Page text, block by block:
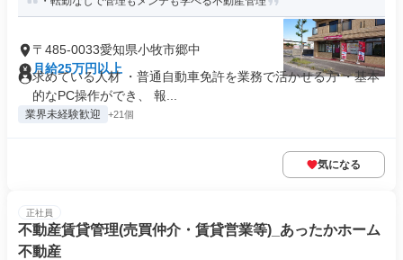
〒485-0033愛知県小牧市郷中
月給25万円以上
求めている人材 ・普通自動車免許を業務で活かせる方 ・基本
的なPC操作ができ、 報...
業界未経験歓迎 +21個
気になる
正社員
不動産賃貸管理(売買仲介・賃貸営業等)_あったかホーム
不動産